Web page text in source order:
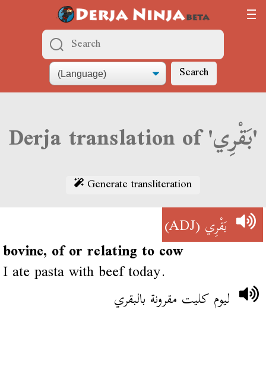
Search
Derja translation of 'بَقْرِي'
Generate transliteration
بَقْرِي(ADJ)
bovine, of or relating to cow
I ate pasta with beef today.
ليوم كليت مقرونة بالبقري